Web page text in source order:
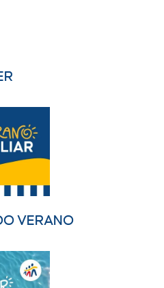
VERANO